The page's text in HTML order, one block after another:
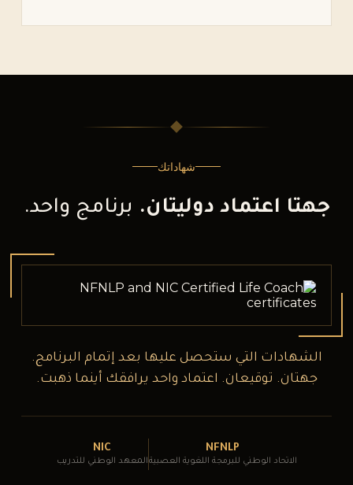
شهاداتك
جهتا اعتماد دوليتان. برنامج واحد.
الشهادات التي ستحصل عليها بعد إتمام البرنامج.
جهتان. توقيعان. اعتماد واحد يرافقك أينما ذهبت.
NFNLP
الاتحاد الوطني للبرمجة اللغوية العصبية
NIC
المعهد الوطني للتدريب